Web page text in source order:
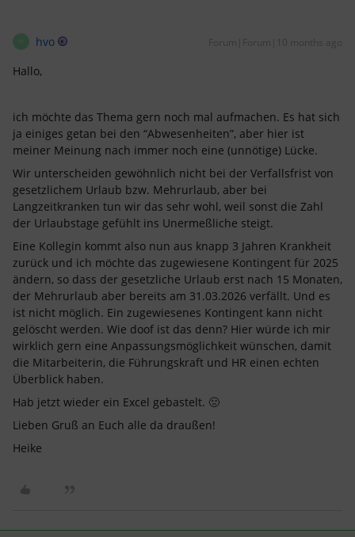
hvo Forum|Forum|10 months ago
Hallo,
ich möchte das Thema gern noch mal aufmachen. Es hat sich
ja einiges getan bei den “Abwesenheiten”, aber hier ist
meiner Meinung nach immer noch eine (unnötige) Lücke.
Wir unterscheiden gewöhnlich nicht bei der Verfallsfrist von
gesetzlichem Urlaub bzw. Mehrurlaub, aber bei
Langzeitkranken tun wir das sehr wohl, weil sonst die Zahl
der Urlaubstage gefühlt ins Unermeßliche steigt.
Eine Kollegin kommt also nun aus knapp 3 Jahren Krankheit
zurück und ich möchte das zugewiesene Kontingent für 2025
ändern, so dass der gesetzliche Urlaub erst nach 15 Monaten,
der Mehrurlaub aber bereits am 31.03.2026 verfällt. Und es
ist nicht möglich. Ein zugewiesenes Kontingent kann nicht
gelöscht werden. Wie doof ist das denn? Hier würde ich mir
wirklich gern eine Anpassungsmöglichkeit wünschen, damit
die Mitarbeiterin, die Führungskraft und HR einen echten
Überblick haben.
Hab jetzt wieder ein Excel gebastelt. 🤢
Lieben Gruß an Euch alle da draußen!
Heike